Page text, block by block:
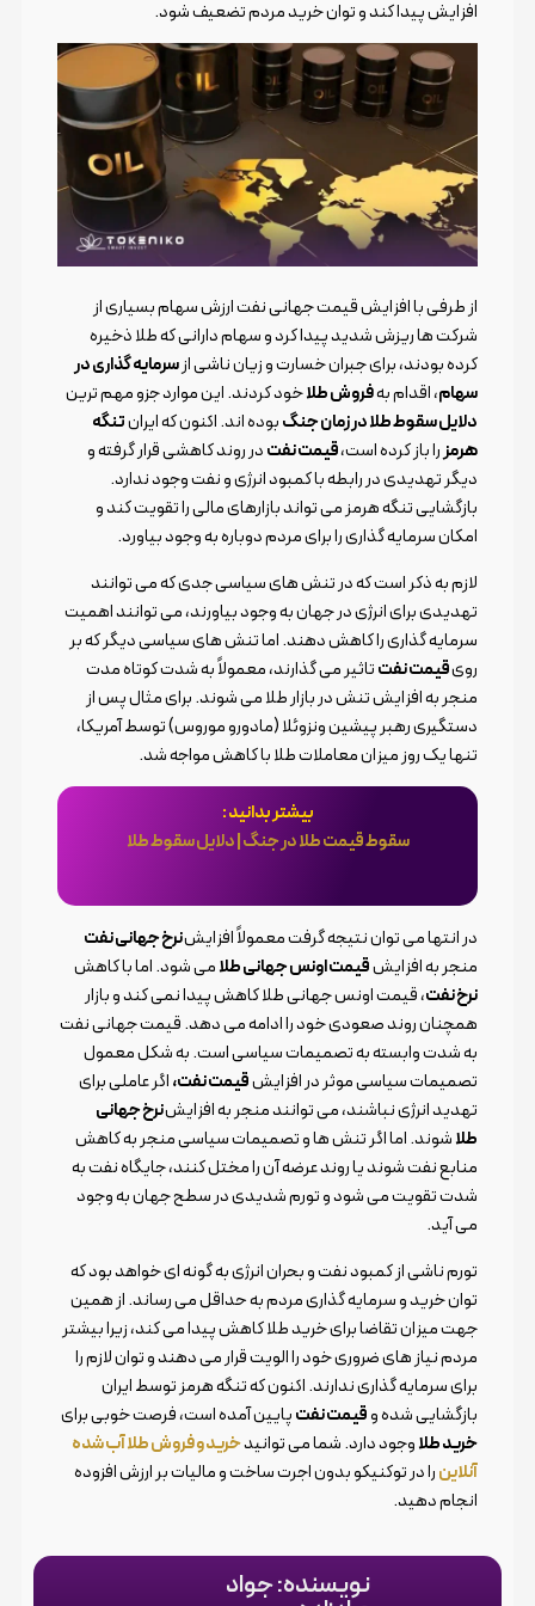
افزایش پیدا کند و توان خرید مردم تضعیف شود.
از طرفی با افزایش قیمت جهانی نفت ارزش سهام بسیاری از
شرکت ها ریزش شدید پیدا کرد و سهام دارانی که طلا ذخیره
کرده بودند، برای جبران خسارت و زیان ناشی ازسرمایه گذاری در
سهام، اقدام بهفروش طلاخود کردند. این موارد جزو مهم ترین
دلایل سقوط طلا در زمان جنگبوده اند. اکنون که ایرانتنگه
هرمزرا باز کرده است،قیمت نفتدر روند کاهشی قرار گرفته و
دیگر تهدیدی در رابطه با کمبود انرژی و نفت وجود ندارد.
بازگشایی تنگه هرمز می تواند بازارهای مالی را تقویت کند و
امکان سرمایه گذاری را برای مردم دوباره به وجود بیاورد.
لازم به ذکر است که در تنش های سیاسی جدی که می توانند
تهدیدی برای انرژی در جهان به وجود بیاورند، می توانند اهمیت
سرمایه گذاری را کاهش دهند. اما تنش های سیاسی دیگر که بر
رویقیمت نفتتاثیر می گذارند، معمولاً به شدت کوتاه مدت
منجر به افزایش تنش در بازار طلا می شوند. برای مثال پس از
دستگیری رهبر پیشین ونزوئلا (مادورو موروس) توسط آمریکا،
تنها یک روز میزان معاملات طلا با کاهش مواجه شد.
بیشتر بدانید :
سقوط قیمت طلا در جنگ | دلایل سقوط طلا
در انتها می توان نتیجه گرفت معمولاً افزایشنرخ جهانی نفت
منجر به افزایشقیمت اونس جهانی طلامی شود. اما با کاهش
نرخ نفت، قیمت اونس جهانی طلا کاهش پیدا نمی کند و بازار
همچنان روند صعودی خود را ادامه می دهد. قیمت جهانی نفت
به شدت وابسته به تصمیمات سیاسی است. به شکل معمول
تصمیمات سیاسی موثر در افزایشقیمت نفت،اگر عاملی برای
تهدید انرژی نباشند، می توانند منجر به افزایشنرخ جهانی
طلاشوند. اما اگر تنش ها و تصمیمات سیاسی منجر به کاهش
منابع نفت شوند یا روند عرضه آن را مختل کنند، جایگاه نفت به
شدت تقویت می شود و تورم شدیدی در سطح جهان به وجود
می آید.
تورم ناشی از کمبود نفت و بحران انرژی به گونه ای خواهد بود که
توان خرید و سرمایه گذاری مردم به حداقل می رساند. از همین
جهت میزان تقاضا برای خرید طلا کاهش پیدا می کند، زیرا بیشتر
مردم نیاز های ضروری خود را الویت قرار می دهند و توان لازم را
برای سرمایه گذاری ندارند. اکنون که تنگه هرمز توسط ایران
بازگشایی شده وقیمت نفتپایین آمده است، فرصت خوبی برای
خرید طلاوجود دارد. شما می توانیدخرید و فروش طلا آب شده
آنلاینرا در توکنیکو بدون اجرت ساخت و مالیات بر ارزش افزوده
انجام دهید.
نویسنده: جواد